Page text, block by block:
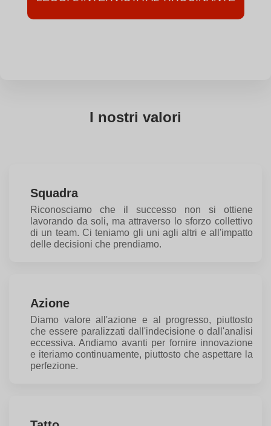
I nostri valori
Squadra
Riconosciamo che il successo non si ottiene
lavorando da soli, ma attraverso lo sforzo collettivo
di un team. Ci teniamo gli uni agli altri e all'impatto
delle decisioni che prendiamo.
Azione
Diamo valore all'azione e al progresso, piuttosto
che essere paralizzati dall'indecisione o dall'analisi
eccessiva. Andiamo avanti per fornire innovazione
e iteriamo continuamente, piuttosto che aspettare la
perfezione.